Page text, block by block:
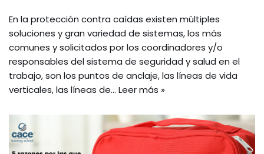
En la protección contra caídas existen múltiples
soluciones y gran variedad de sistemas, los más
comunes y solicitados por los coordinadores y/o
responsables del sistema de seguridad y salud en el
trabajo, son los puntos de anclaje, las líneas de vida
verticales, las líneas de… Leer más »